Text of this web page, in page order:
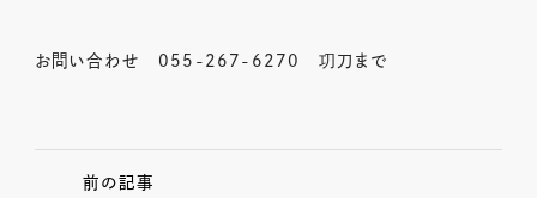
お問い合わせ 055-267-6270 㓛刀まで
前の記事